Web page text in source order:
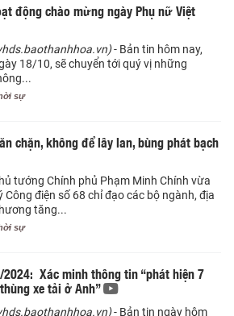
động chào mừng ngày Phụ nữ Việt
- Bản tin hôm nay,
18/10, sẽ chuyển tới quý vị những
sự
chặn, không để lây lan, bùng phát bạch
tướng Chính phủ Phạm Minh Chính vừa
Công điện số 68 chỉ đạo các bộ ngành, địa
tăng...
sự
Xác minh thông tin “phát hiện 7
xe tải ở Anh”
- Bản tin ngày hôm